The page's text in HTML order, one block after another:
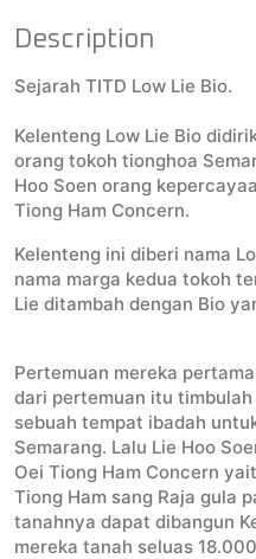
Description
Sejarah TITD Low Lie Bio.
Kelenteng Low Lie Bio
orang tokoh tionghoa
Hoo Soen orang
Tiong Ham Concern.
Kelenteng ini diberi nama
nama marga kedua tokoh
Lie ditambah dengan Bio
Pertemuan mereka
dari pertemuan itu
sebuah tempat ibadah
Semarang. Lalu Lie Hoo
Oei Tiong Ham Concern
Tiong Ham sang Raja gula
tanahnya dapat dibangun
mereka tanah seluas